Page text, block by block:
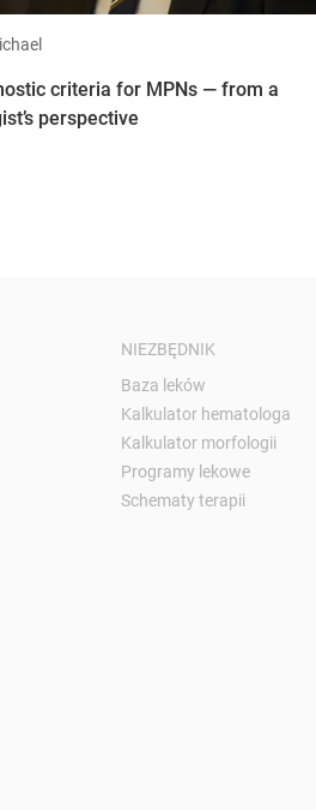
criteria for MPNs — from a
perspective
NIEZBĘDNIK
Baza leków
Kalkulator hematologa
Kalkulator morfologii
Programy lekowe
Schematy terapii